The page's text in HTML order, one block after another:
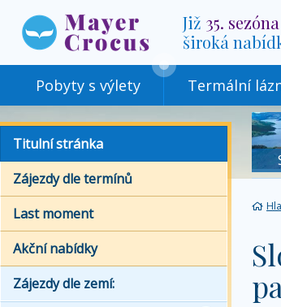
Již 35. sezóna
široká
Pobyty s výlety Termální
Titulní stránka
Zájezdy dle termínů
Last moment
Akční nabídky
Zájezdy dle zemí: